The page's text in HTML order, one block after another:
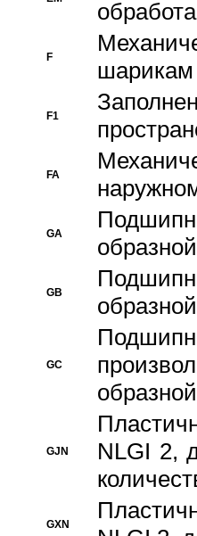
F
шарикам
F1
FA
GA
GB
GC
GJN
NLGI 2,
GXN